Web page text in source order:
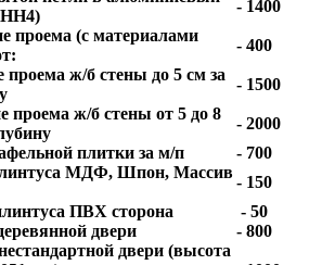
- 1400
проема (с материалами
- 400
проема ж/б стены до 5 см за
- 1500
проема ж/б стены от 5 до 8
- 2000
плитки за м/п
- 700
МДФ, Шпон, Массив
- 150
ПВХ сторона
- 50
двери
- 800
двери (высота